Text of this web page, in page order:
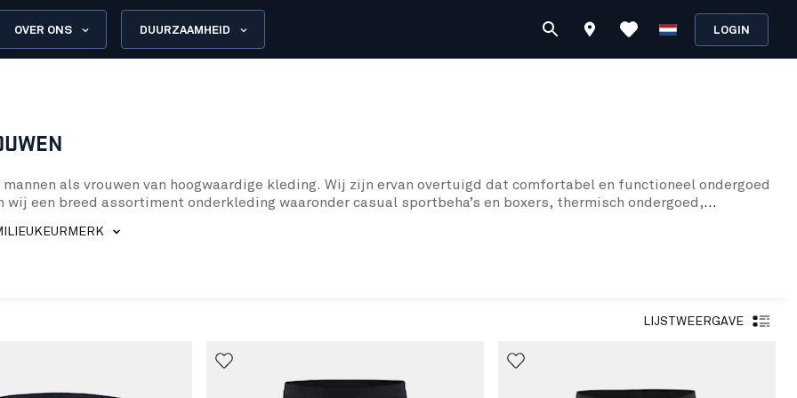
OVER ONS DUURZAAMHEID LOGIN
als vrouwen van hoogwaardige kleding. Wij zijn ervan overtuigd dat comfortabel en functioneel ondergoed
een breed assortiment onderkleding waaronder casual sportbeha’s en boxers, thermisch ondergoed,
die speciaal zijn ontworpen om je warm te houden tijdens zware werkomstandigheden. Daarnaast hebben we
Ons assortiment omvat niet alleen essentiële sportbeha’s en hipsterslips, maar ook thermisch ondergoed,
houden. We zijn trots op het aanbieden van ondergoed van hoge kwaliteit voor zowel mannen als vrouwen. We
hoge eisen zal voldoen.
LIJSTWEERGAVE